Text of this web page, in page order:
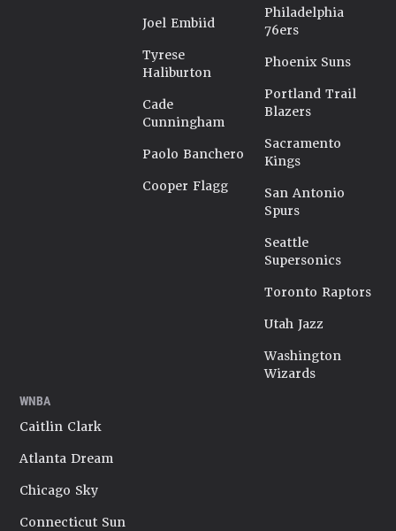
Joel Embiid
Tyrese
Haliburton
Cade
Cunningham
Paolo Banchero
Cooper Flagg
Philadelphia
76ers
Phoenix Suns
Portland Trail
Blazers
Sacramento
Kings
San Antonio
Spurs
Seattle
Supersonics
Toronto Raptors
Utah Jazz
Washington
Wizards
WNBA
Caitlin Clark
Atlanta Dream
Chicago Sky
Connecticut Sun